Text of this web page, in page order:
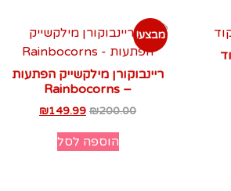
מבצע!
ריינבוקורן מילקשייק הפתעות
– Rainbocorns
₪200.00
₪149.99
הוספה לסל